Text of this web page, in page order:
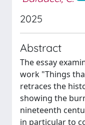
2025
Abstract
The essay
work "Things
retraces the
showing the
nineteenth
in particular to